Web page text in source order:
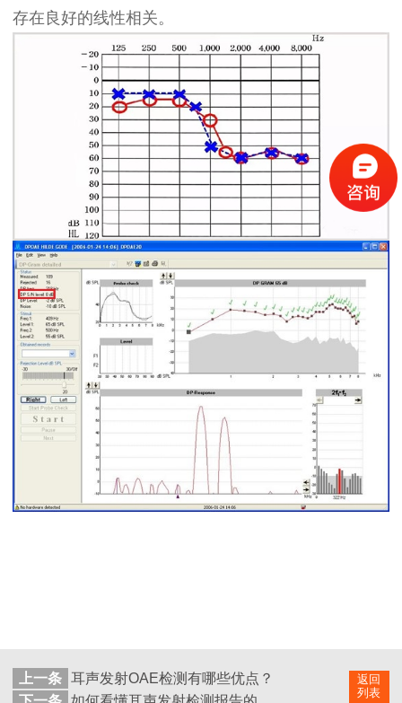
存在良好的线性相关。
返回
列表
上一条 耳声发射OAE检测有哪些优点？